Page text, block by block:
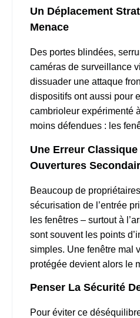
Un Déplacement
Menace
Des portes blindées,
caméras de surveillance
dissuader une attaque
dispositifs ont aussi pour
cambrioleur expérimenté
moins défendues : les
Une Erreur
Ouvertures
Beaucoup de
sécurisation de l’entrée
les fenêtres – surtout à
sont souvent les points
simples. Une fenêtre mal
protégée devient alors le
Penser La Sécurité
Pour éviter ce